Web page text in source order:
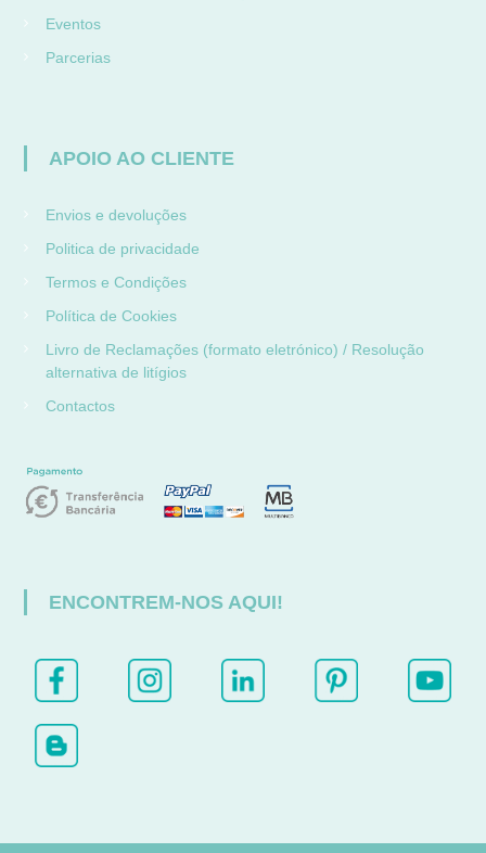
Eventos
Parcerias
APOIO AO CLIENTE
Envios e devoluções
Politica de privacidade
Termos e Condições
Política de Cookies
Livro de Reclamações (formato eletrónico) / Resolução
alternativa de litígios
Contactos
ENCONTREM-NOS AQUI!